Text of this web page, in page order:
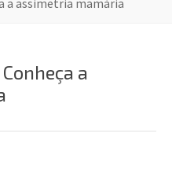
a assimetria mamária
a